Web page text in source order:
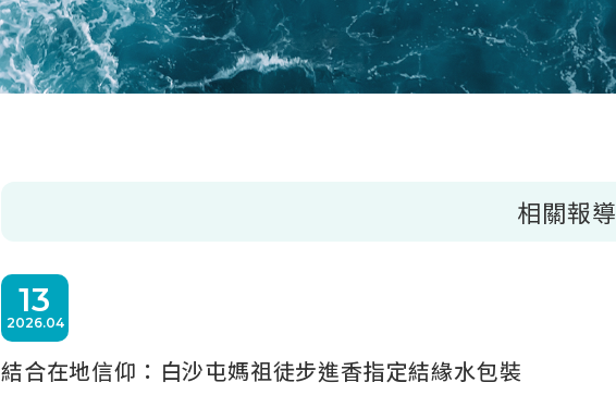
相關報導
13
04
2026
結合在地信仰：白沙屯媽祖徒步進香指定結緣水包裝